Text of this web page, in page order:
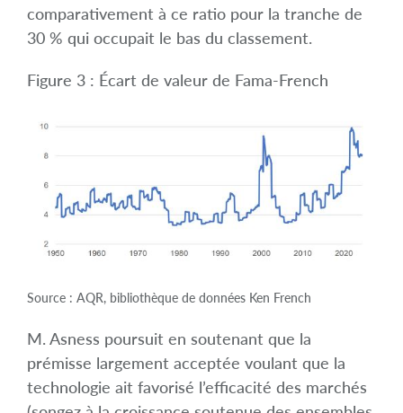
comparativement à ce ratio pour la tranche de
30 % qui occupait le bas du classement.
Figure 3 : Écart de valeur de Fama-French
Source : AQR, bibliothèque de données Ken French
M. Asness poursuit en soutenant que la
prémisse largement acceptée voulant que la
technologie ait favorisé l’efficacité des marchés